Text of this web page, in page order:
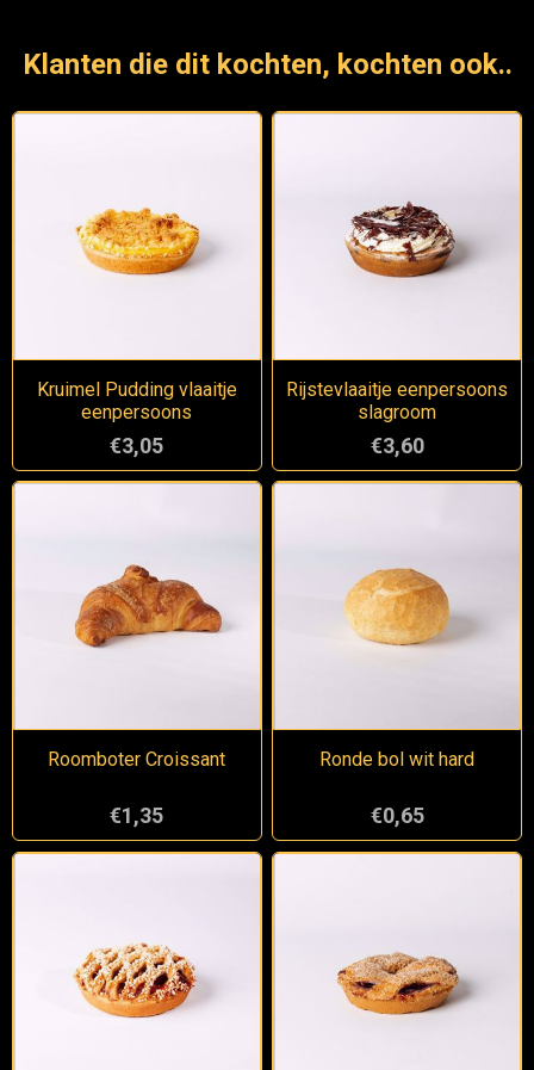
Klanten die dit kochten, kochten ook..
Kruimel Pudding vlaaitje
eenpersoons
€3,05
Rijstevlaaitje eenpersoons
slagroom
€3,60
Roomboter Croissant
€1,35
Ronde bol wit hard
€0,65